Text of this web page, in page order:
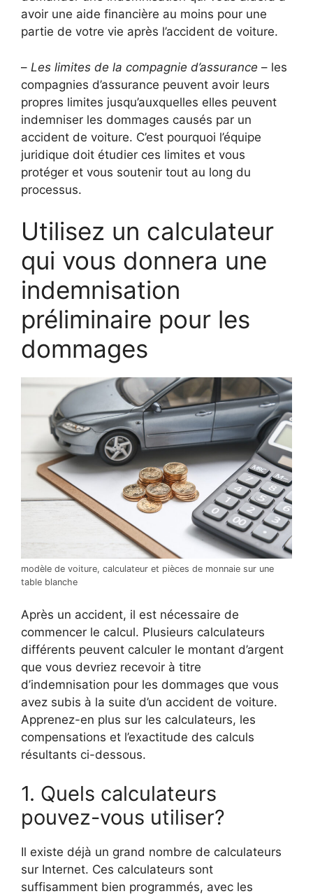
avoir une aide financière au moins pour une
partie de votre vie après l’accident de voiture.
– Les limites de la compagnie d’assurance – les
compagnies d’assurance peuvent avoir leurs
propres limites jusqu’auxquelles elles peuvent
indemniser les dommages causés par un
accident de voiture. C’est pourquoi l’équipe
juridique doit étudier ces limites et vous
protéger et vous soutenir tout au long du
processus.
Utilisez un calculateur
qui vous donnera une
indemnisation
préliminaire pour les
dommages
modèle de voiture, calculateur et pièces de monnaie sur une
table blanche
Après un accident, il est nécessaire de
commencer le calcul. Plusieurs calculateurs
différents peuvent calculer le montant d’argent
que vous devriez recevoir à titre
d’indemnisation pour les dommages que vous
avez subis à la suite d’un accident de voiture.
Apprenez-en plus sur les calculateurs, les
compensations et l’exactitude des calculs
résultants ci-dessous.
1. Quels calculateurs
pouvez-vous utiliser?
Il existe déjà un grand nombre de calculateurs
sur Internet. Ces calculateurs sont
suffisamment bien programmés, avec les